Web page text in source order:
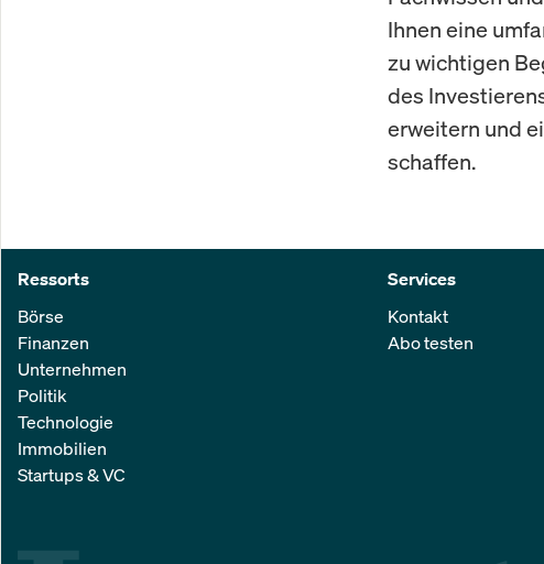
Ihnen eine
zu wichtigen
des
erweitern und
schaffen.
Ressorts
Börse
Finanzen
Unternehmen
Politik
Technologie
Immobilien
Startups & VC
Services
Kontakt
Abo testen